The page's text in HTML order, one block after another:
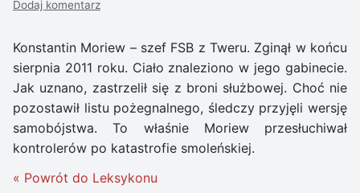
Dodaj komentarz
Konstantin Moriew – szef FSB z Tweru. Zginął w końcu
sierpnia 2011 roku. Ciało znaleziono w jego gabinecie.
Jak uznano, zastrzelił się z broni służbowej. Choć nie
pozostawił listu pożegnalnego, śledczy przyjęli wersję
samobójstwa. To właśnie Moriew przesłuchiwał
kontrolerów po katastrofie smoleńskiej.
« Powrót do Leksykonu